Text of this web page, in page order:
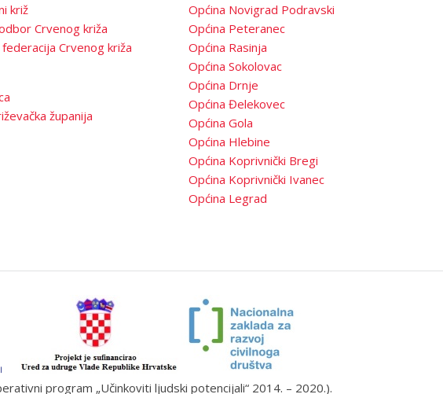
križ
Crvenog križa
Crvenog križa
županija
Općina Novigrad Podravski
Općina Peteranec
Općina Rasinja
Općina Sokolovac
Općina Drnje
Općina Đelekovec
Općina Gola
Općina Hlebine
Općina Koprivnički Bregi
Općina Koprivnički Ivanec
Općina Legrad
program „Učinkoviti ljudski potencijali“ 2014. – 2020.).